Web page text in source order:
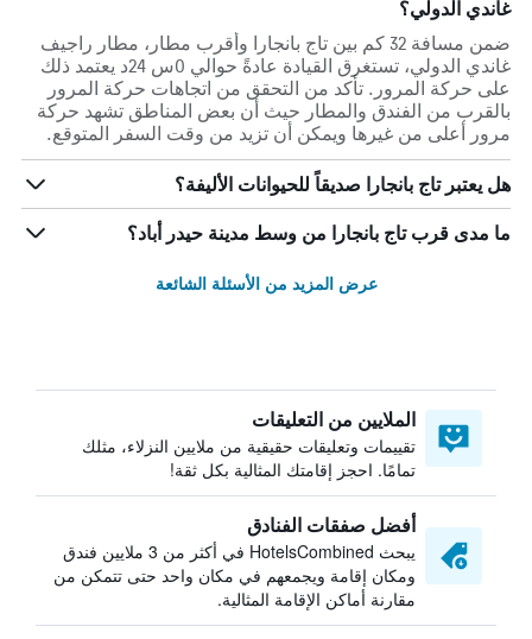
غاندي الدولي؟
ضمن مسافة 32 كم بين تاج بانجارا وأقرب مطار، مطار راجيف
غاندي الدولي، تستغرق القيادة عادةً حوالي 0س 24د يعتمد ذلك
على حركة المرور. تأكد من التحقق من اتجاهات حركة المرور
بالقرب من الفندق والمطار حيث أن بعض المناطق تشهد حركة
مرور أعلى من غيرها ويمكن أن تزيد من وقت السفر المتوقع.
هل يعتبر تاج بانجارا صديقاً للحيوانات الأليفة؟
ما مدى قرب تاج بانجارا من وسط مدينة حيدر أباد؟
عرض المزيد من الأسئلة الشائعة
الملايين من التعليقات
تقييمات وتعليقات حقيقية من ملايين النزلاء، مثلك
تمامًا. احجز إقامتك المثالية بكل ثقة!
أفضل صفقات الفنادق
يبحث HotelsCombined في أكثر من 3 ملايين فندق
ومكان إقامة ويجمعهم في مكان واحد حتى تتمكن من
مقارنة أماكن الإقامة المثالية.